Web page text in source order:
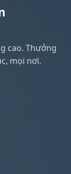
cao. Thưởng
mọi nơi.